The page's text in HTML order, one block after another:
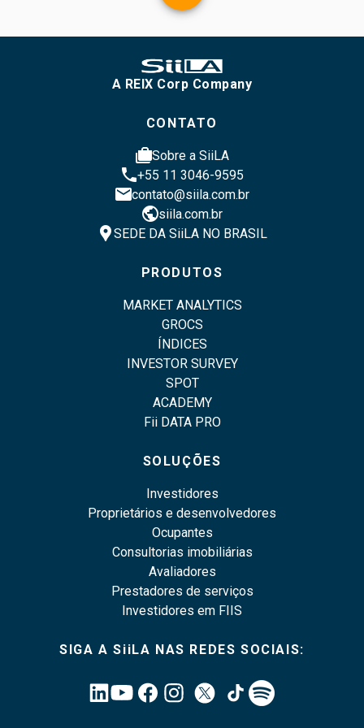
A REIX Corp Company
CONTATO
casesSobre a SiiLA
phone+55 11 3046-9595
emailcontato@siila.com.br
publicsiila.com.br
location_pinSEDE DA SiiLA NO BRASIL
PRODUTOS
MARKET ANALYTICS
GROCS
ÍNDICES
INVESTOR SURVEY
SPOT
ACADEMY
Fii DATA PRO
SOLUÇÕES
Investidores
Proprietários e desenvolvedores
Ocupantes
Consultorias imobiliárias
Avaliadores
Prestadores de serviços
Investidores em FIIS
SIGA A SiiLA NAS REDES SOCIAIS: